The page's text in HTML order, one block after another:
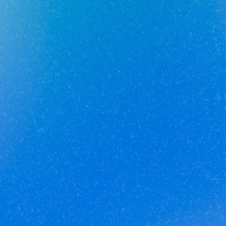
Стоимость объектов недвижимости и иных товаров и услуг,
не включенных в «Прайс-лист» носит
исключительно
информационный характер и ни при каких условиях не является
публичной офертой, определяемой
положениями ст. 437 ч. 2 Гражданского кодекса
Российской
Федерации.
Политикаконфиденциальности/ СОГЛАСИЕ на обработку
персональных данных /Политика обработки
персональных данных
Соглашение об использовании
cookie-файлов/Правила рекомендательных технологий
© Unikor 2026
Индивидуальный предприниматель КОЛОМАСОВА ИРИНА
ВЛАДИМИРОВНАИНН 022403630403ОГРНИП
321028000134889
3@unikor.company
452410, Республика Башкортостан, Иглинский район, с.
Иглино, ул. Вербная, д. 9
450052, Республика
Мы собираем файлы Cookie. Вы можете отключить
Cookie в настройках своего браузера. Подробнее
об условиях сбора и обработки Cookie на на сайте
можно прочитать здесь:(ссылка на Соглашение)
Если вы согласны с условиями обработки, нажмите
“Ознакомился” или продолжите использование
сайта. Если нет, пожалуйста, прекратите
использование сайта.